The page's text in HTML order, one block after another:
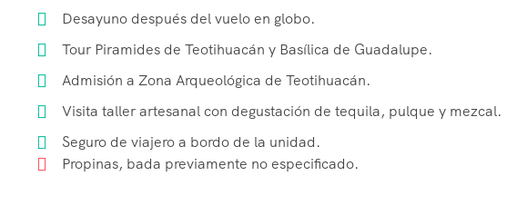
Desayuno después del vuelo en globo.
Tour Piramides de Teotihuacán y Basílica de Guadalupe.
Admisión a Zona Arqueológica de Teotihuacán.
Visita taller artesanal con degustación de tequila, pulque y mezcal.
Seguro de viajero a bordo de la unidad.
Propinas, bada previamente no especificado.